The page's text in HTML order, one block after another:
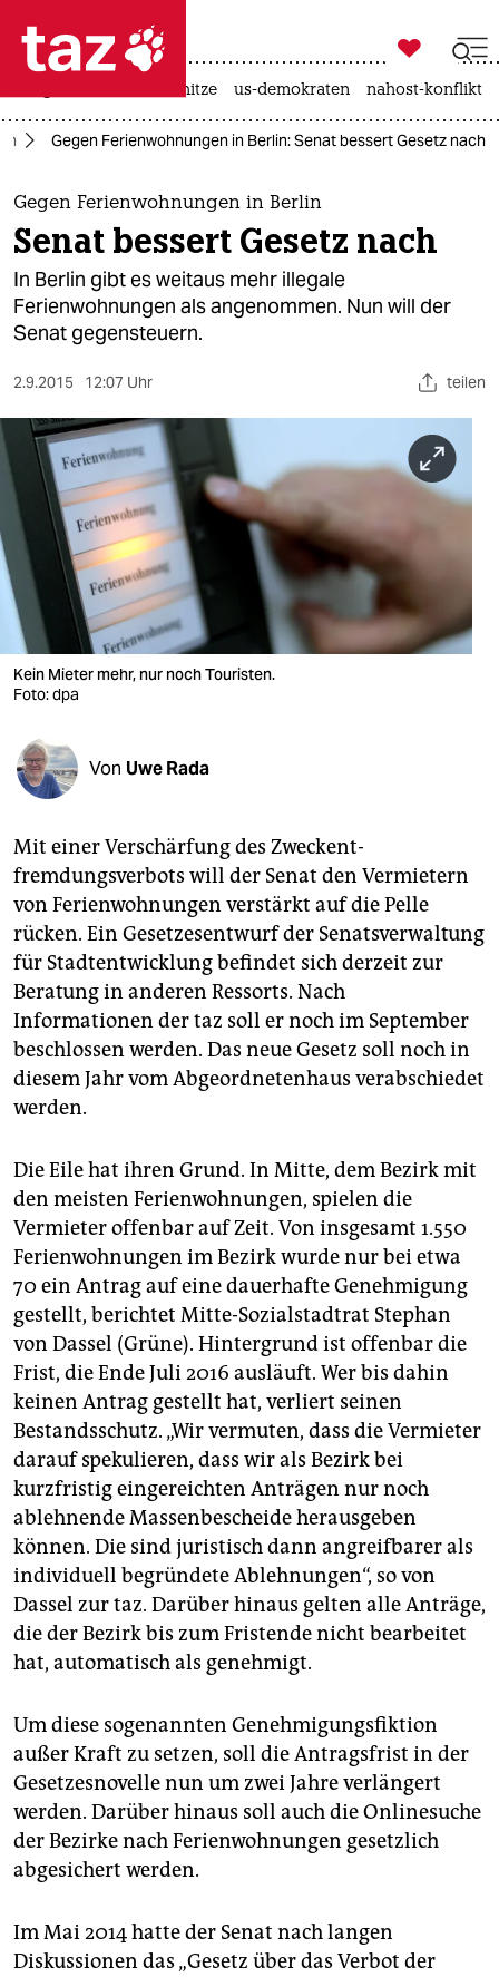
 taz zahl ich
taz zahl ich
themen
politik
öko
gesellschaft
sport
berlin
nord
wahrheit
verlag
verlag
veranstaltungen
shop
unterstützen
abo
genossenschaft
epaper login

taz zahl ich
hitze us-demokraten nahost-konflikt
Gegen Ferienwohnungen in Berlin: Senat bessert Gesetz nach
Gegen Ferienwohnungen in Berlin
Senat bessert Gesetz nach
In Berlin gibt es weitaus mehr illegale
Ferienwohnungen als angenommen. Nun will der
Senat gegensteuern.
2.9.2015 12:07 Uhr teilen
Kein Mieter mehr, nur noch Touristen.
Foto: dpa
Von Uwe Rada
Mit einer Verschärfung des Zweck­ent­
fremdungsverbots will der Senat den Vermietern
von Ferienwohnungen verstärkt auf die Pelle
rücken. Ein Gesetzes­entwurf der Senatsverwaltung
für Stadtentwicklung befindet sich derzeit zur
Beratung in anderen Ressorts. Nach
Informationen der taz soll er noch im September
beschlossen werden. Das neue Gesetz soll noch in
diesem Jahr vom Abgeordnetenhaus verabschiedet
werden.
Die Eile hat ihren Grund. In Mitte, dem Bezirk mit
den meisten Ferienwohnungen, spielen die
Vermieter offenbar auf Zeit. Von insgesamt 1.550
Ferienwohnungen im Bezirk wurde nur bei etwa
70 ein Antrag auf eine dauerhafte Genehmigung
gestellt, berichtet Mitte-Sozialstadtrat Stephan
von Dassel (Grüne). Hintergrund ist offenbar die
Frist, die Ende Juli 2016 ausläuft. Wer bis dahin
keinen Antrag gestellt hat, verliert seinen
Bestandsschutz. „Wir vermuten, dass die Vermieter
darauf spekulieren, dass wir als Bezirk bei
kurzfristig eingereichten Anträgen nur noch
ablehnende Massenbescheide herausgeben
können. Die sind juristisch dann angreifbarer als
individuell begründete Ablehnungen“, so von
Dassel zur taz. Darüber hinaus gelten alle Anträge,
die der Bezirk bis zum Fristende nicht bearbeitet
hat, automatisch als genehmigt.
Um diese sogenannten Genehmigungsfiktion
außer Kraft zu setzen, soll die Antragsfrist in der
Gesetzesnovelle nun um zwei Jahre verlängert
werden. Darüber hinaus soll auch die Onlinesuche
der Bezirke nach Ferienwohnungen gesetzlich
abgesichert werden.
Im Mai 2014 hatte der Senat nach langen
Diskussionen das „Gesetz über das Verbot der